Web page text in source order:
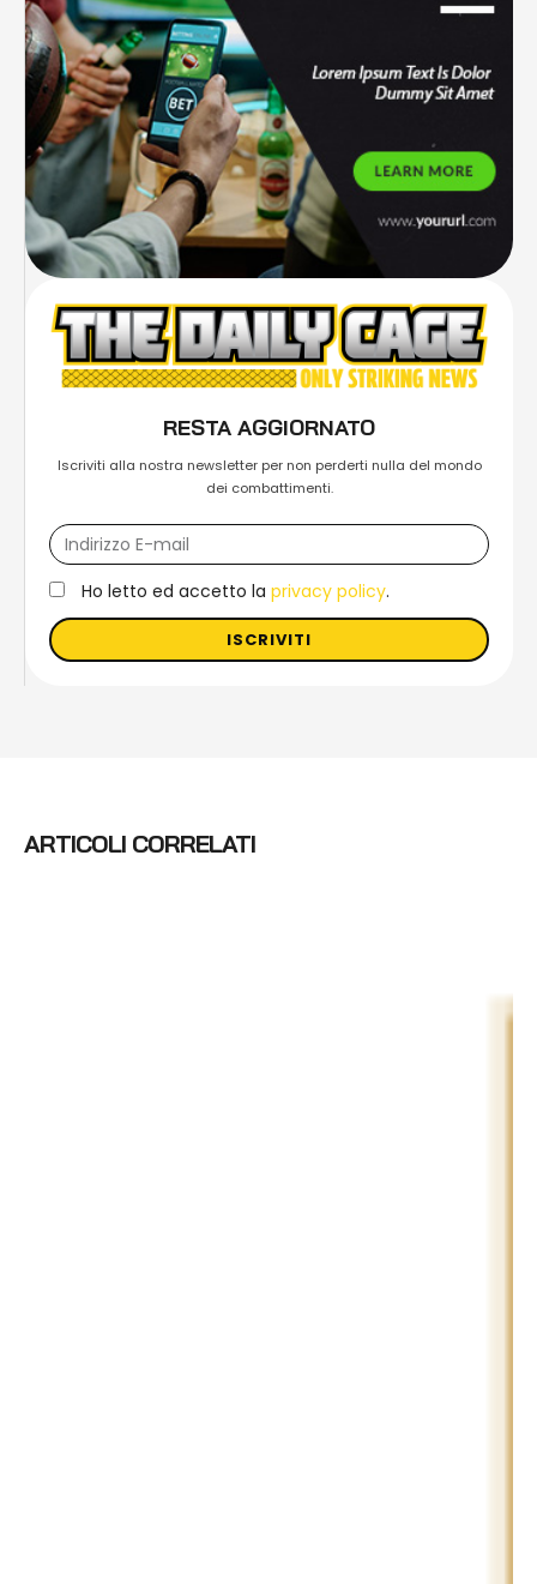
RESTA AGGIORNATO
Iscriviti alla nostra newsletter per non perderti nulla del mondo
dei combattimenti.
Ho letto ed accetto la privacy policy.
ISCRIVITI
ARTICOLI CORRELATI